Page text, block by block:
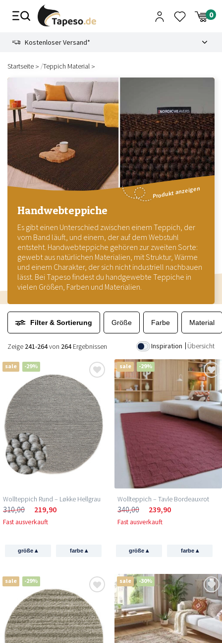
Zusammenbruch
Kostenloser Versand*
Startseite /Teppich Material
Handwebteppiche
Es gibt einen Unterschied zwischen einem Teppich, der
vom Band läuft, und einem, der auf dem Webstuhl
entsteht. Handwebteppiche gehören zur zweiten Sorte:
gewebt aus natürlichen Materialien, mit Struktur, Wärme
und einem Charakter, der sich nicht industriell nachbauen
lässt. Bei Tapeso findest du handgewebte Teppiche in
vielen Größen, Farben und Materialien.
Produkt anzeigen
Filter & Sortierung Größe Farbe Material
Inspiration Übersicht
Zeige 241-264von 264Ergebnissen
sale -29%
Wollteppich Rund – Løkke Hellgrau
310,00 219,90
Fast ausverkauft
größe▴ farbe ▴
sale -29%
Wollteppich – Tavle Bordeauxrot
340,00 239,90
Fast ausverkauft
größe▴ farbe ▴
sale -29% sale -30%